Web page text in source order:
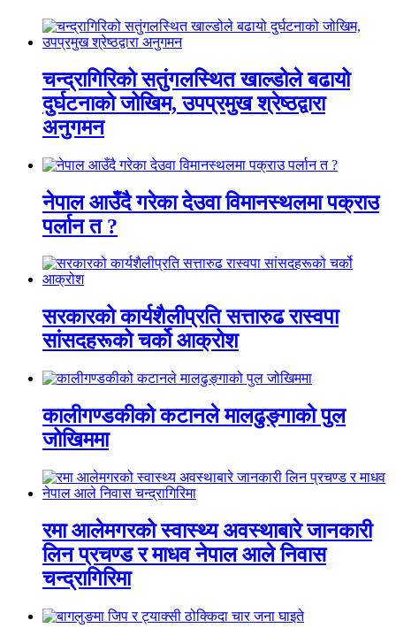
चन्द्रागिरिको सतुंगलस्थित खाल्डोले बढायो
दुर्घटनाको जोखिम, उपप्रमुख श्रेष्ठद्वारा
अनुगमन
नेपाल आउँदै गरेका देउवा विमानस्थलमा पक्राउ
पर्लान त ?
सरकारको कार्यशैलीप्रति सत्तारुढ रास्वपा
सांसदहरूको चर्को आक्रोश
कालीगण्डकीको कटानले मालढुङ्गाको पुल
जोखिममा
रमा आलेमगरको स्वास्थ्य अवस्थाबारे जानकारी
लिन प्रचण्ड र माधव नेपाल आले निवास
चन्द्रागिरिमा